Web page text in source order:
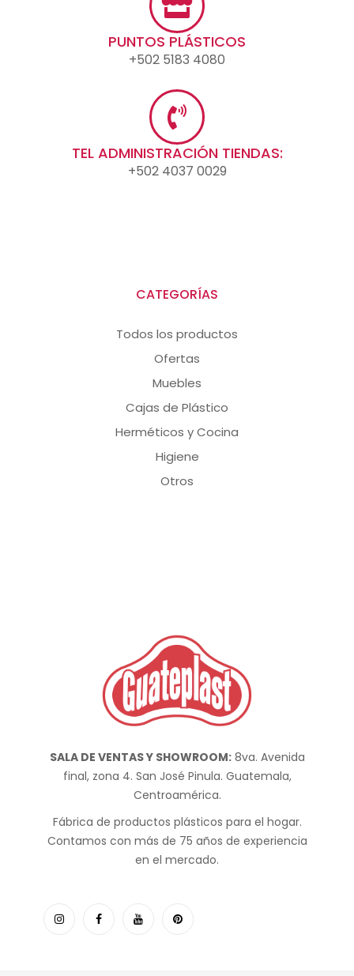
PUNTOS PLÁSTICOS
+502 5183 4080
TEL ADMINISTRACIÓN TIENDAS:
+502 4037 0029
CATEGORÍAS
Todos los productos
Ofertas
Muebles
Cajas de Plástico
Herméticos y Cocina
Higiene
Otros
SALA DE VENTAS Y SHOWROOM:8va. Avenida
final, zona 4. San José Pinula. Guatemala,
Centroamérica.
Fábrica de productos plásticos para el hogar.
Contamos con más de 75 años de experiencia
en el mercado.